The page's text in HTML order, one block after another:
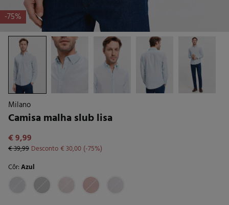
-75%
Milano
Camisa malha slub lisa
€ 9,99
€ 39,99 Desconto€ 30,00
75
Côr:Azul